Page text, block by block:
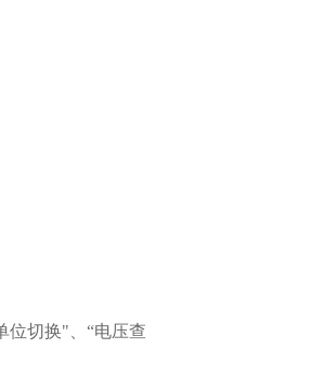
位切换"、“电压查